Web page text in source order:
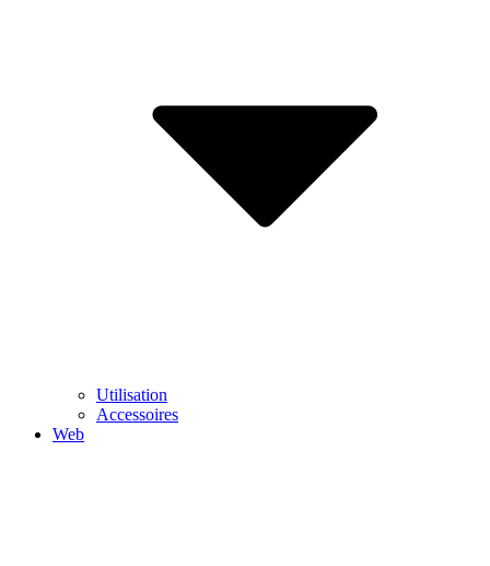
Utilisation
Accessoires
Web